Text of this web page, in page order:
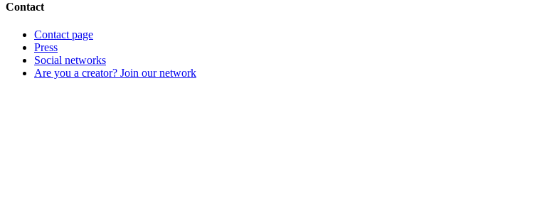
Contact
Contact page
Press
Social networks
Are you a creator? Join our network